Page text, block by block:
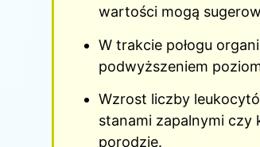
wartości mogą
W trakcie połogu
podwyższeniem
Wzrost liczby
stanami zapalnymi czy
porodzie.